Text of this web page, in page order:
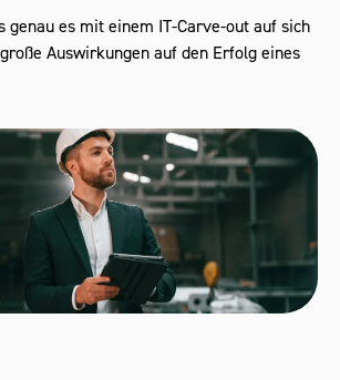
genau es mit einem IT-Carve-out auf sich
Auswirkungen auf den Erfolg eines